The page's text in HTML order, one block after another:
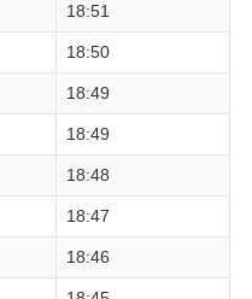
18:51
18:50
18:49
18:49
18:48
18:47
18:46